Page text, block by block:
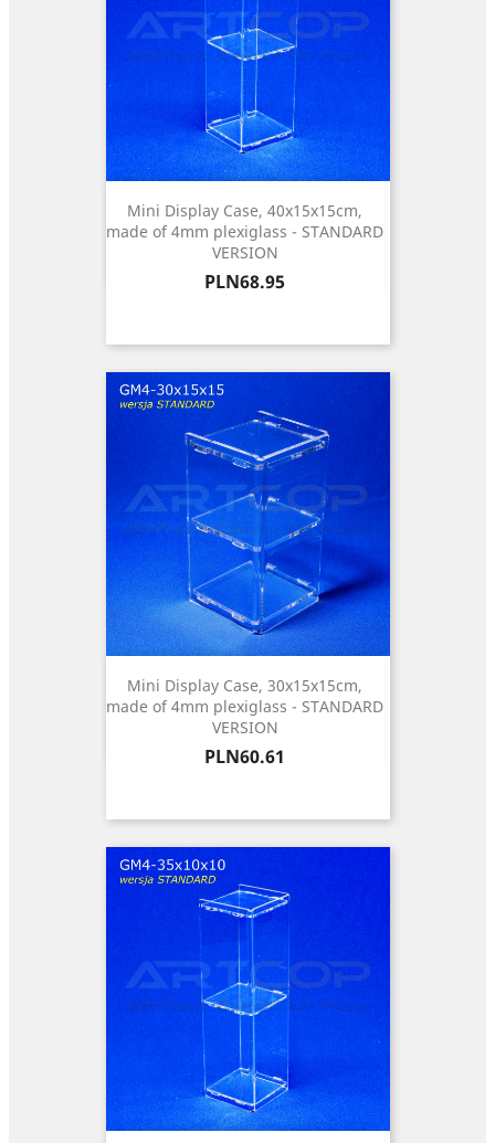
Mini Display Case, 40x15x15cm,
made of 4mm plexiglass - STANDARD
VERSION
Price
PLN68.95
Mini Display Case, 30x15x15cm,
made of 4mm plexiglass - STANDARD
VERSION
Price
PLN60.61